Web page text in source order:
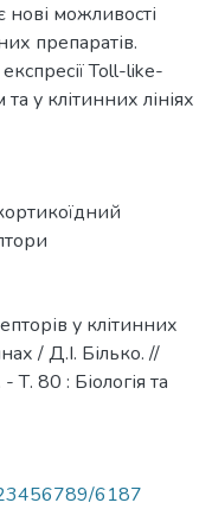
можливості
препаратів.
Toll-like-
у клітинних лініях
у клітинних
/ Д.І. Білько. //
80 : Біологія та
6187